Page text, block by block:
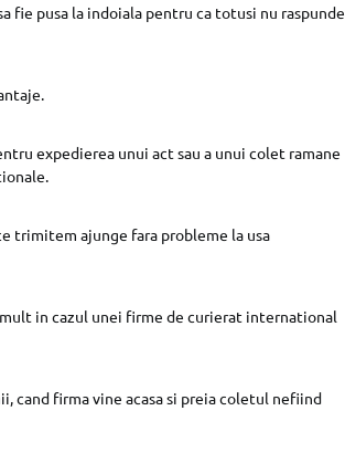
fie pusa la indoiala pentru ca totusi nu raspunde
expedierea unui act sau a unui colet ramane
trimitem ajunge fara probleme la usa
in cazul unei firme de curierat international
cand firma vine acasa si preia coletul nefiind